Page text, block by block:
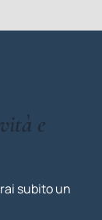
e
subito un